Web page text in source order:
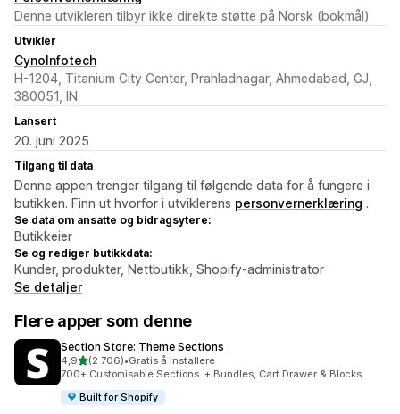
Denne utvikleren tilbyr ikke direkte støtte på Norsk (bokmål).
Utvikler
CynoInfotech
H-1204, Titanium City Center, Prahladnagar, Ahmedabad, GJ,
380051, IN
Lansert
20. juni 2025
Tilgang til data
Denne appen trenger tilgang til følgende data for å fungere i
butikken. Finn ut hvorfor i utviklerens personvernerklæring .
Se data om ansatte og bidragsytere:
Butikkeier
Se og rediger butikkdata:
Kunder, produkter, Nettbutikk, Shopify-administrator
Se detaljer
Flere apper som denne
Section Store: Theme Sections
4,9av 5 stjerner
(2 706)
Totalt 2706 omtaler
•Gratis å installere
700+ Customisable Sections. + Bundles, Cart Drawer & Blocks
Built for Shopify